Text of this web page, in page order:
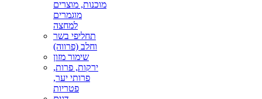
מוכנות, מוצרים
מוגמרים
למחצה
תחליפי בשר
וחלב (פרווה)
שימור מזון
ירקות, פרות,
פרותי יער,
פטריות